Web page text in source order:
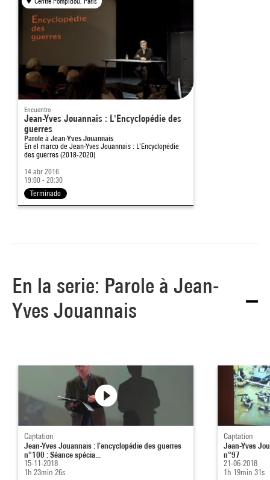
Encuentro
Jean-Yves Jouannais : L'Encyclopédie des
guerres
Parole à Jean-Yves Jouannais
En el marco de Jean-Yves Jouannais : L'Encyclopédie
des guerres (2018-2020)
14 abr 2016
19:00 - 20:30
Terminado
En la serie: Parole à Jean-
Yves Jouannais
Captation
Jean-Yves Jouannais : l’encyclopédie des guerres
n°100 : Séance spécia...
15-11-2018
1h 23min 26s
Captation
Jean-Yves
n°97
21-06-2018
1h 19min 31s